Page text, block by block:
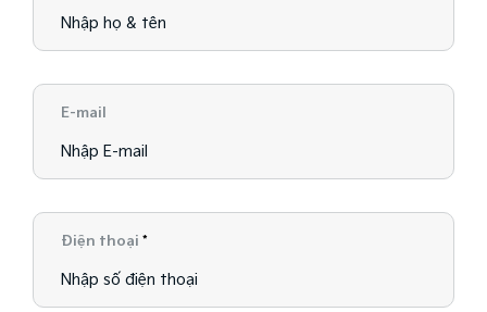
E-mail
Điện thoại *